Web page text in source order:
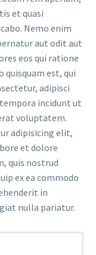
et quasi
Nemo enim
aut odit aut
eos qui ratione
quisquam est, qui
adipisci
incidunt ut
voluptatem.
adipisicing elit,
et dolore
quis nostrud
ex ea commodo
in
nulla pariatur.